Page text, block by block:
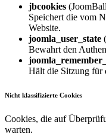
jbcookies
Speichert die vom
Website.
joomla_user_state
Bewahrt den
Hält die Sitzung für
Nicht klassifizierte Cookies
Cookies, die auf
warten.